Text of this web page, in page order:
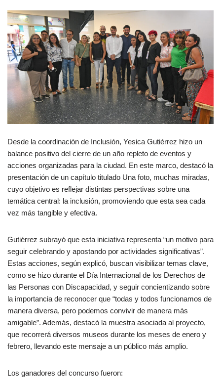
Desde la coordinación de Inclusión, Yesica Gutiérrez hizo un
balance positivo del cierre de un año repleto de eventos y
acciones organizadas para la ciudad. En este marco, destacó la
presentación de un capítulo titulado Una foto, muchas miradas,
cuyo objetivo es reflejar distintas perspectivas sobre una
temática central: la inclusión, promoviendo que esta sea cada
vez más tangible y efectiva.
Gutiérrez subrayó que esta iniciativa representa “un motivo para
seguir celebrando y apostando por actividades significativas”.
Estas acciones, según explicó, buscan visibilizar temas clave,
como se hizo durante el Día Internacional de los Derechos de
las Personas con Discapacidad, y seguir concientizando sobre
la importancia de reconocer que “todas y todos funcionamos de
manera diversa, pero podemos convivir de manera más
amigable”. Además, destacó la muestra asociada al proyecto,
que recorrerá diversos museos durante los meses de enero y
febrero, llevando este mensaje a un público más amplio.
Los ganadores del concurso fueron: